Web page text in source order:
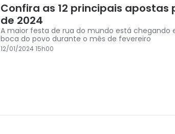
Confira as 12 principais
de 2024
A maior festa de rua do mundo está chegando
boca do povo durante o mês de fevereiro
12/01/2024 15h00